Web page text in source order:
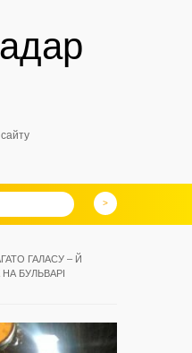
ГАЛАСУ – Й
БУЛЬВАРІ